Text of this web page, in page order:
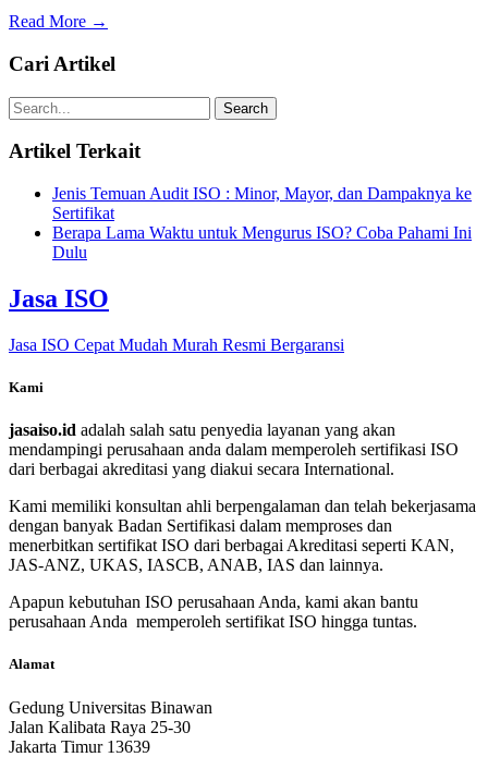
Read More →
Cari Artikel
Artikel Terkait
Jenis Temuan Audit ISO : Minor, Mayor, dan Dampaknya ke
Sertifikat
Berapa Lama Waktu untuk Mengurus ISO? Coba Pahami Ini
Dulu
Jasa ISO
Jasa ISO Cepat Mudah Murah Resmi Bergaransi
Kami
jasaiso.id adalah salah satu penyedia layanan yang akan
mendampingi perusahaan anda dalam memperoleh sertifikasi ISO
dari berbagai akreditasi yang diakui secara International.
Kami memiliki konsultan ahli berpengalaman dan telah bekerjasama
dengan banyak Badan Sertifikasi dalam memproses dan
menerbitkan sertifikat ISO dari berbagai Akreditasi seperti KAN,
JAS-ANZ, UKAS, IASCB, ANAB, IAS dan lainnya.
Apapun kebutuhan ISO perusahaan Anda, kami akan bantu
perusahaan Anda memperoleh sertifikat ISO hingga tuntas.
Alamat
Gedung Universitas Binawan
Jalan Kalibata Raya 25-30
Jakarta Timur 13639